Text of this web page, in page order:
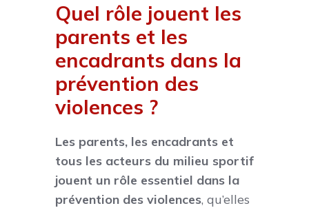
Quel rôle jouent les
parents et les
encadrants dans la
prévention des
violences ?
Les parents, les encadrants et
tous les acteurs du milieu sportif
jouent un rôle essentiel dans la
prévention des violences, qu’elles